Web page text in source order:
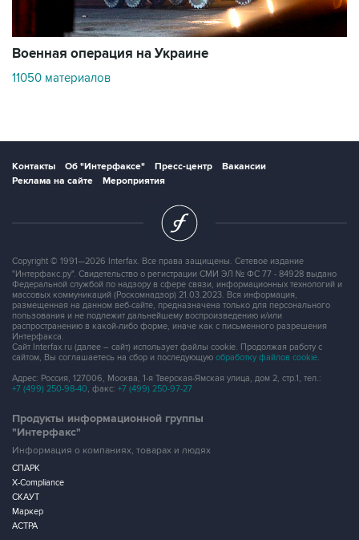
Военная операция на Украине
11050 материалов
Контакты Об "Интерфаксе" Пресс-центр
Вакансии
Реклама на сайте
Мероприятия
Copyright © 1991—2026 Interfax. Все права защищены. Сетевое издание
"Интерфакс.ру". Свидетельство о регистрации СМИ ЭЛ № ФС 77 - 84928 выдано
Федеральной службой по надзору в сфере связи, информационных технологий и
массовых коммуникаций (Роскомнадзор) 21.03.2023. Вся информация,
размещенная на данном веб-сайте, предназначена только для персонального
пользования и не подлежит дальнейшему воспроизведению и/или
распространению в какой-либо форме, иначе как с письменного разрешения
Интерфакса.
Сайт Interfax.ru (далее – сайт) использует файлы cookie. Продолжая работу с
сайтом, Вы соглашаетесь на сбор и последующую обработку файлов cookie.
Адрес: Россия, 127006, Москва, 1-я Тверская-Ямская улица, дом 2, стр.1, тел.:
+7 (499) 250-98-40, факс: +7 (499) 250-97-27
Продукты информационной группы
"Интерфакс"
Информация о компаниях, товарах и людях
СПАРК
X-Compliance
СКАУТ
Маркер
АСТРА